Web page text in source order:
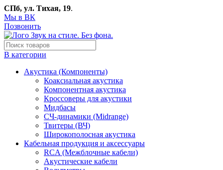
СПб, ул. Тихая, 19.
Мы в ВК
Позвонить
В категории
Акустика (Компоненты)
Коаксиальная акустика
Компонентная акустика
Кроссоверы для акустики
Мидбасы
СЧ-динамики (Midrange)
Твитеры (ВЧ)
Широкополосная акустика
Кабельная продукция и аксессуары
RCA (Межблочные кабели)
Акустические кабели